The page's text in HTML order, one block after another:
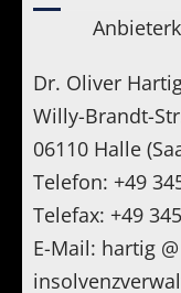
Blog
Verkäufe
Standorte
Kontakt
Dr. Oliver
Willy-Brandt-
06110 Halle
Telefon: +49
Telefax: +49
E-Mail: hartig